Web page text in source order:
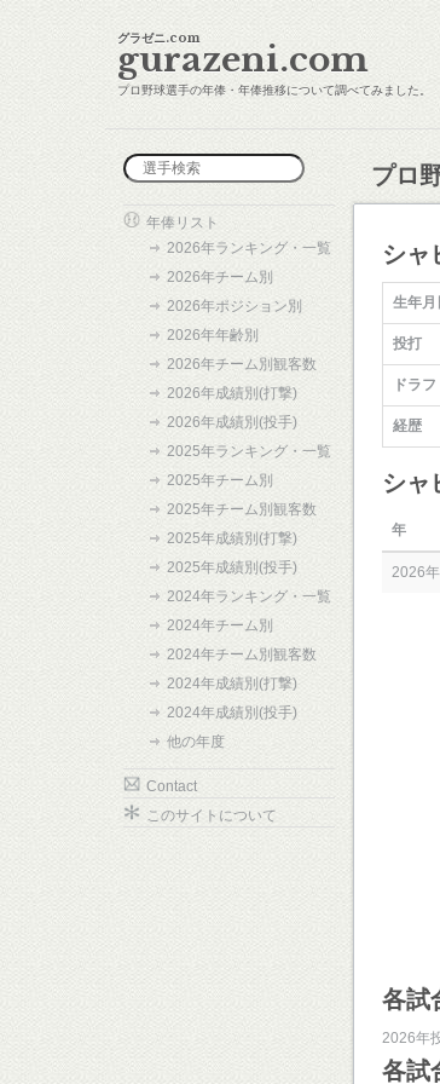
グラゼニ.com
gurazeni.com
プロ野球選手の年俸・年俸推移について調べてみました。
年俸リスト
2026年ランキング・一覧
2026年チーム別
2026年ポジション別
2026年年齢別
2026年チーム別観客数
2026年成績別(打撃)
2026年成績別(投手)
2025年ランキング・一覧
2025年チーム別
2025年チーム別観客数
2025年成績別(打撃)
2025年成績別(投手)
2024年ランキング・一覧
2024年チーム別
2024年チーム別観客数
2024年成績別(打撃)
2024年成績別(投手)
他の年度
Contact
このサイトについて
プロ
シャ
生年月
投打
ドラフ
経歴
シャ
年
2026年
各試
2026年
各試